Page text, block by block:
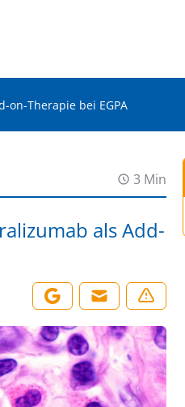
on-Therapie bei EGPA
3 Min
als Add-